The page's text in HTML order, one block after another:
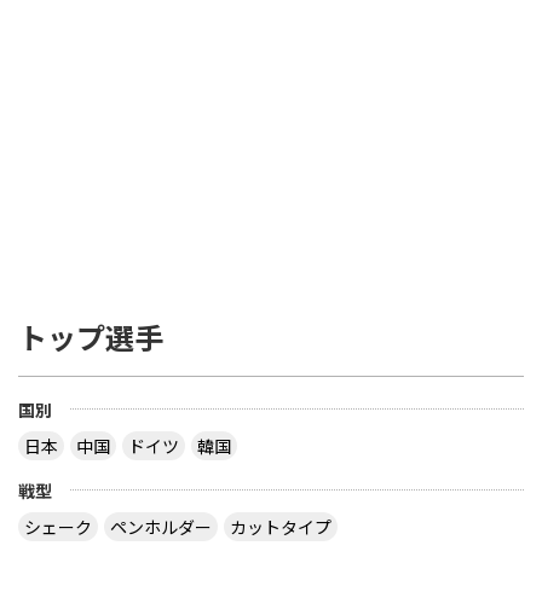
トップ選手
国別
日本
中国 ドイツ
韓国
戦型
シェーク
ペンホルダー カットタイプ